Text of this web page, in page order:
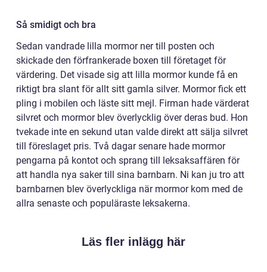
Så smidigt och bra
Sedan vandrade lilla mormor ner till posten och
skickade den förfrankerade boxen till företaget för
värdering. Det visade sig att lilla mormor kunde få en
riktigt bra slant för allt sitt gamla silver. Mormor fick ett
pling i mobilen och läste sitt mejl. Firman hade värderat
silvret och mormor blev överlycklig över deras bud. Hon
tvekade inte en sekund utan valde direkt att sälja silvret
till föreslaget pris. Två dagar senare hade mormor
pengarna på kontot och sprang till leksaksaffären för
att handla nya saker till sina barnbarn. Ni kan ju tro att
barnbarnen blev överlyckliga när mormor kom med de
allra senaste och populäraste leksakerna.
Läs fler inlägg här